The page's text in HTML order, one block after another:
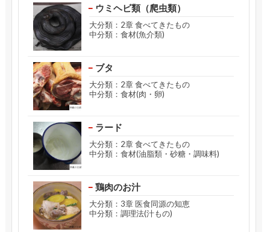
ウミヘビ類（爬虫類）
大分類：2章 食べてきたもの
中分類：食材(魚介類)
ブタ
大分類：2章 食べてきたもの
中分類：食材(肉・卵)
ラード
大分類：2章 食べてきたもの
中分類：食材(油脂類・砂糖・調味料)
鶏肉のお汁
大分類：3章 医食同源の知恵
中分類：調理法(汁もの)